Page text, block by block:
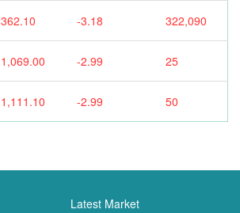
362.10 -3.18 322,090
1,069.00 -2.99 25
1,111.10 -2.99 50
Latest Market